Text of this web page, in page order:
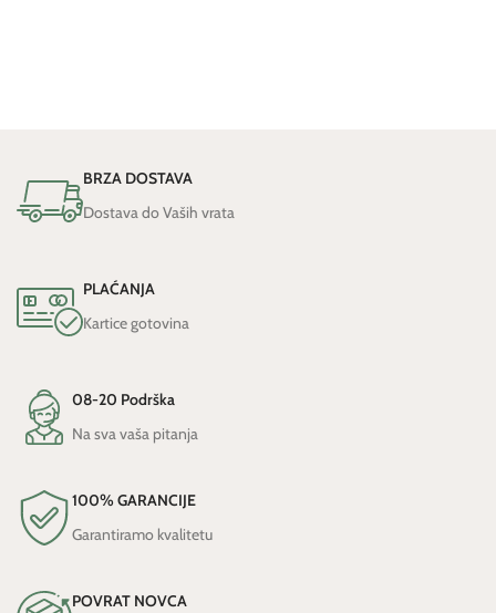
BRZA DOSTAVA
Dostava do Vaših vrata
PLAĆANJA
Kartice gotovina
08-20 Podrška
Na sva vaša pitanja
100% GARANCIJE
Garantiramo kvalitetu
POVRAT NOVCA